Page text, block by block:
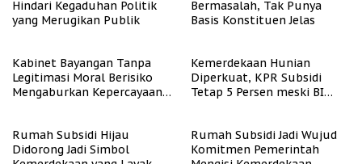
Hindari Kegaduhan Politik
yang Merugikan Publik
Bermasalah, Tak Punya
Basis Konstituen Jelas
Kabinet Bayangan Tanpa
Legitimasi Moral Berisiko
Mengaburkan Kepercayaan
Kemerdekaan Hunian
Diperkuat, KPR Subsidi
Tetap 5 Persen meski BI
Rumah Subsidi Hijau
Didorong Jadi Simbol
Rumah Subsidi Jadi Wujud
Komitmen Pemerintah